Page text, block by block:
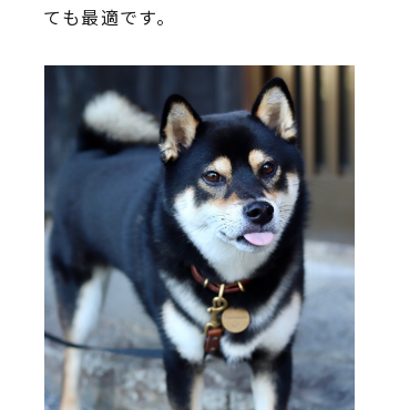
ても最適です。